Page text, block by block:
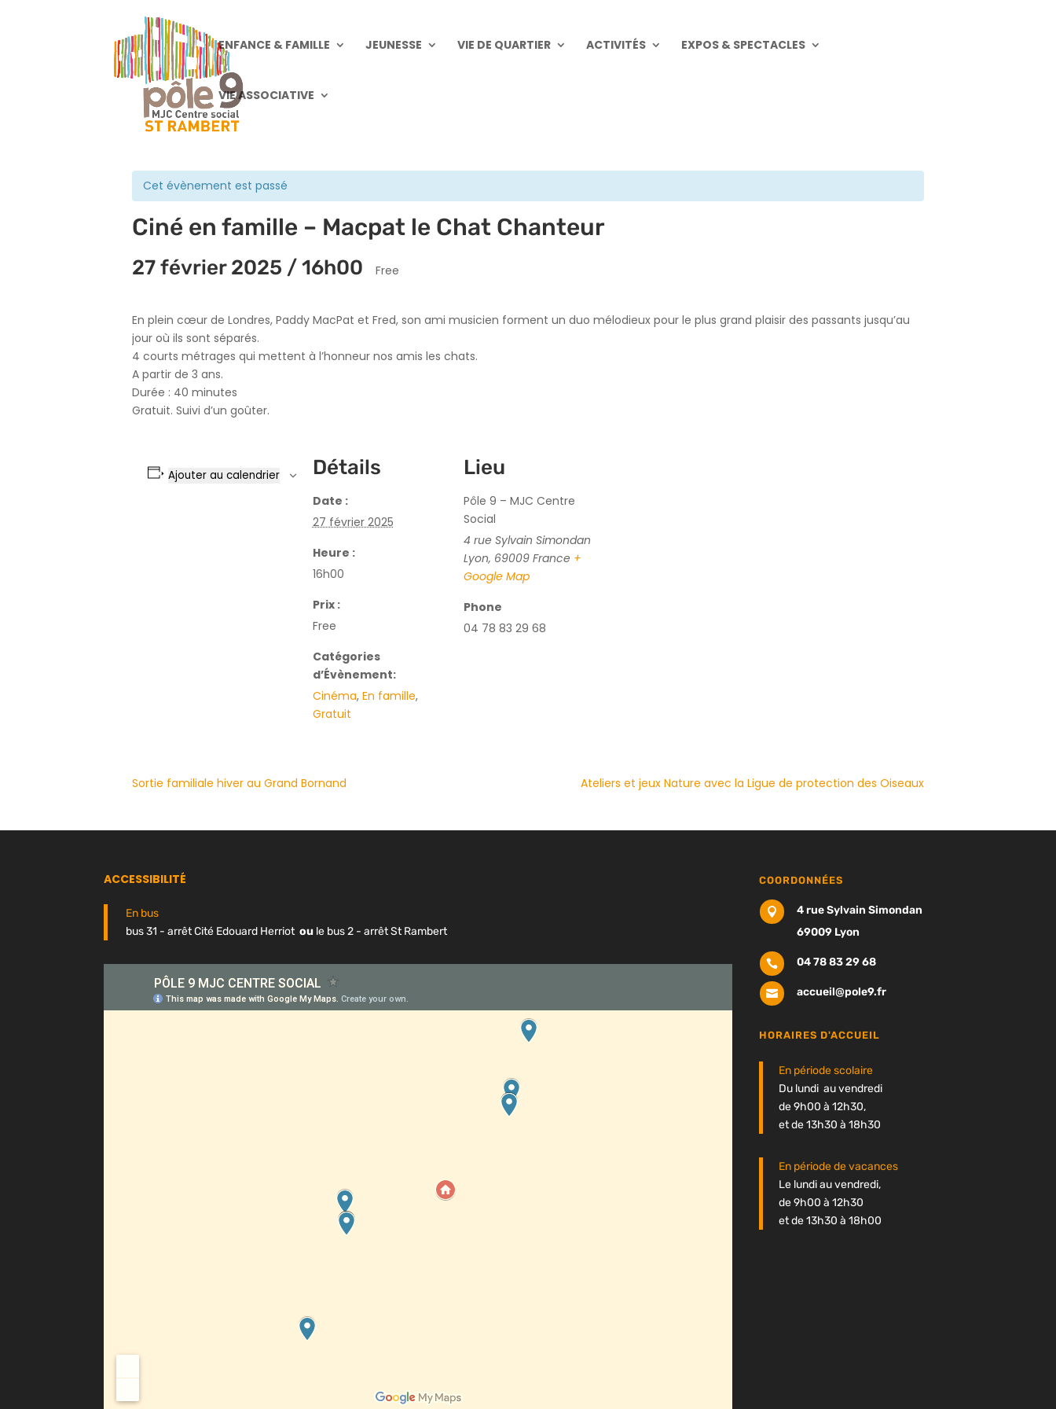
ENFANCE & FAMILLE JEUNESSE VIE DE QUARTIER ACTIVITÉS EXPOS & SPECTACLES
VIE ASSOCIATIVE
« Tous les Évènements
Cet évènement est passé
Ciné en famille – Macpat le Chat Chanteur
27 février 2025 / 16h00 Free
En plein cœur de Londres, Paddy MacPat et Fred, son ami musicien forment un duo mélodieux pour le plus grand plaisir des passants jusqu’au
jour où ils sont séparés.
4 courts métrages qui mettent à l’honneur nos amis les chats.
A partir de 3 ans.
Durée : 40 minutes
Gratuit. Suivi d’un goûter.
Ajouter au calendrier Détails
Date :
27 février 2025
Heure :
16h00
Prix :
Free
Catégories
d’Évènement:
Cinéma, En famille,
Gratuit
Lieu
Pôle 9 – MJC Centre
Social
4 rue Sylvain Simondan
Lyon, 69009 France +
Google Map
Phone
04 78 83 29 68
Sortie familiale hiver au Grand Bornand Ateliers et jeux Nature avec la Ligue de protection des Oiseaux
ACCESSIBILITÉ
En bus
bus 31 - arrêt Cité Edouard Herriot ou le bus 2 - arrêt St Rambert
COORDONNÉES

4 rue Sylvain Simondan
69009 Lyon
 04 78 83 29 68
 accueil@pole9.fr
HORAIRES D'ACCUEIL
En période scolaire
Du lundi au vendredi
de 9h00 à 12h30,
et de 13h30 à 18h30
En période de vacances
Le lundi au vendredi,
de 9h00 à 12h30
et de 13h30 à 18h00